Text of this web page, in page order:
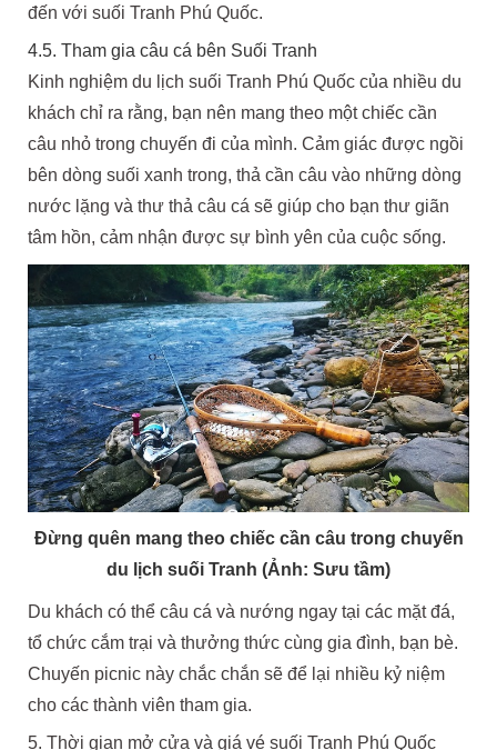
đến với suối Tranh Phú Quốc.
4.5. Tham gia câu cá bên Suối Tranh
Kinh nghiệm du lịch suối Tranh Phú Quốc của nhiều du
khách chỉ ra rằng, bạn nên mang theo một chiếc cần
câu nhỏ trong chuyến đi của mình. Cảm giác được ngồi
bên dòng suối xanh trong, thả cần câu vào những dòng
nước lặng và thư thả câu cá sẽ giúp cho bạn thư giãn
tâm hồn, cảm nhận được sự bình yên của cuộc sống.
Đừng quên mang theo chiếc cần câu trong chuyến
du lịch suối Tranh (Ảnh: Sưu tầm)
Du khách có thể câu cá và nướng ngay tại các mặt đá,
tổ chức cắm trại và thưởng thức cùng gia đình, bạn bè.
Chuyến picnic này chắc chắn sẽ để lại nhiều kỷ niệm
cho các thành viên tham gia.
5. Thời gian mở cửa và giá vé suối Tranh Phú Quốc